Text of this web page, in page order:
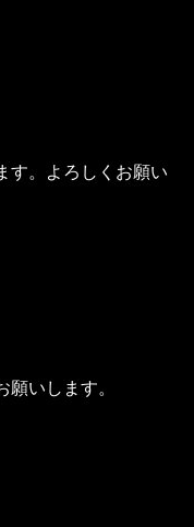
す。よろしくお願い
いします。